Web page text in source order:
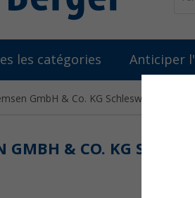
les catégories Anticiper
GmbH & Co. KG Schleswig
GMBH & CO. KG